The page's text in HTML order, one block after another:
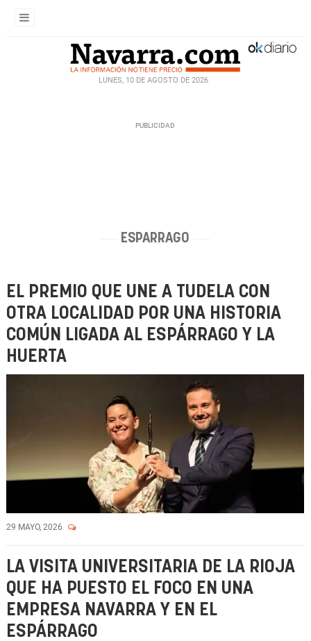
LUNES, 10 DE AGOSTO DE 2026
ESPARRAGO
EL PREMIO QUE UNE A TUDELA CON
OTRA LOCALIDAD POR UNA HISTORIA
COMÚN LIGADA AL ESPÁRRAGO Y LA
HUERTA
29 MAYO, 2026
LA VISITA UNIVERSITARIA DE LA RIOJA
QUE HA PUESTO EL FOCO EN UNA
EMPRESA NAVARRA Y EN EL
ESPÁRRAGO